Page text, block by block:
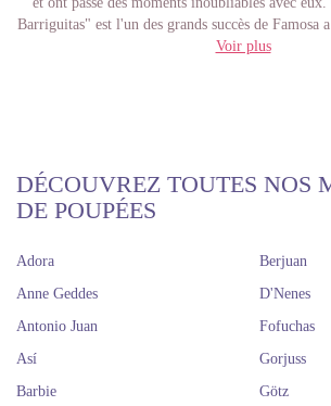
Barriguitas" est l'un des grands succès de Famosa
carrière en tant qu'entreprise de
scènes et, grâce à cela, ils peuvent développer leur
leur empathie et augmenter leurs compétences
s'amusant avec d'adorables
vous suffit de choisir celle que vous préférez et
produit pour connaître ses spécifications.
newsletter. Nous avons des expéditions dans le
livrons des expéditions sur le continent espagnol
Si votre achat dépasse 90 euros, votre livraison
Si vous êtes tombé amoureux des belles poupées
Voir plus
DÉCOUVREZ TOUTES NOS
DE POUPÉES
Adora
Anne Geddes
Antonio Juan
Así
Barbie
Berjuan
D'Nenes
Fofuchas
Gorjuss
Götz